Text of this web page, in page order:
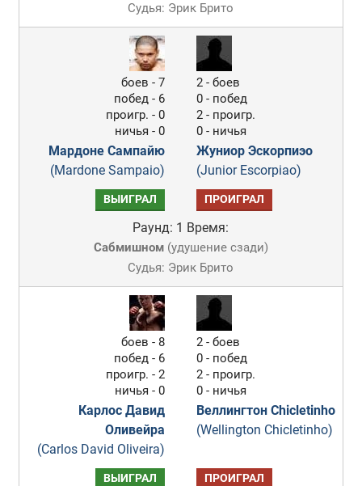
Судья: Эрик Брито
боев - 7
побед - 6
проигр. - 0
ничья - 0
Мардоне Сампайю
(Mardone Sampaio)
2 - боев
0 - побед
2 - проигр.
0 - ничья
Жуниор Эскорпиэо
(Junior Escorpiao)
ВЫИГРАЛ ПРОИГРАЛ
Раунд: 1 Время:
Сабмишном(удушение сзади)
Судья: Эрик Брито
боев - 8
побед - 6
проигр. - 2
ничья - 0
Карлос Давид
Оливейра
(Carlos David Oliveira)
2 - боев
0 - побед
2 - проигр.
0 - ничья
Веллингтон Chicletinho
(Wellington Chicletinho)
ВЫИГРАЛ ПРОИГРАЛ